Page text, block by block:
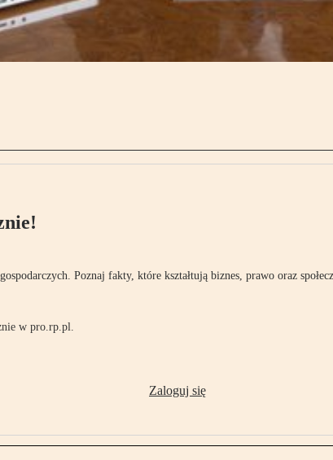
Poznaj fakty, które kształtują biznes, prawo oraz
w pro.rp.pl.
Zaloguj się